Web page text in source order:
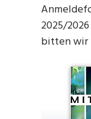
2025/
bitten wir